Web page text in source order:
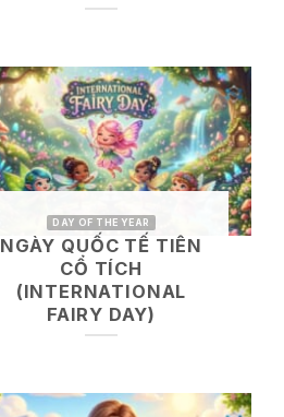
DAY OF THE YEAR
NGÀY QUỐC TẾ TIÊN
CỔ TÍCH
(INTERNATIONAL
FAIRY DAY)